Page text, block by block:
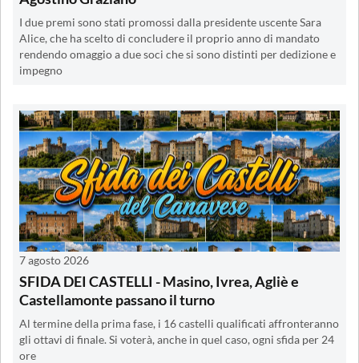
I due premi sono stati promossi dalla presidente uscente Sara
Alice, che ha scelto di concludere il proprio anno di mandato
rendendo omaggio a due soci che si sono distinti per dedizione e
impegno
7 agosto 2026
SFIDA DEI CASTELLI - Masino, Ivrea, Agliè e
Castellamonte passano il turno
Al termine della prima fase, i 16 castelli qualificati affronteranno
gli ottavi di finale. Si voterà, anche in quel caso, ogni sfida per 24
ore